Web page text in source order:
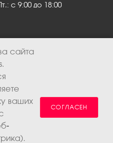
с 9:00 до 18:00
сайта
ваших
СОГЛАСЕН